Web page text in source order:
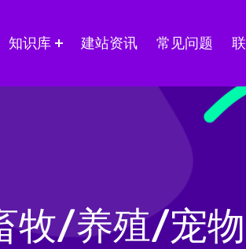
知识库 建站资讯 常见问题
牧/养殖/宠物